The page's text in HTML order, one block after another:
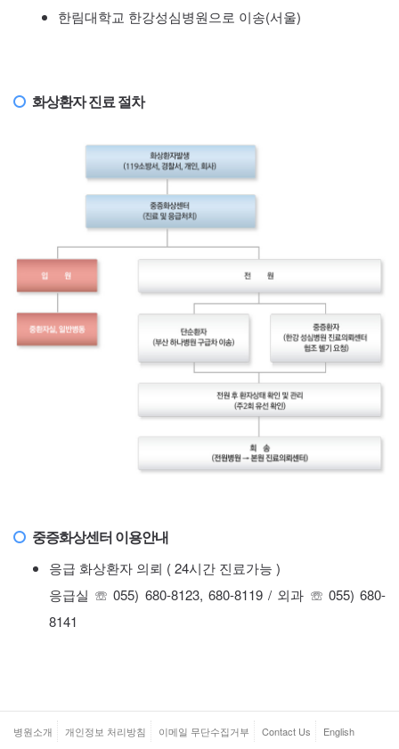
한림대학교 한강성심병원으로 이송(서울)
화상환자 진료 절차
중증화상센터 이용안내
응급 화상환자 의뢰 ( 24시간 진료가능 )
응급실 ☏ 055) 680-8123, 680-8119 / 외과 ☏ 055) 680-
8141
병원소개 개인정보 처리방침 이메일 무단수집거부 Contact Us English